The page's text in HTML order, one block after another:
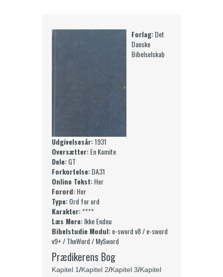
Forlag:Det
Danske
Bibelselskab
Udgivelsesår:1931
Oversætter:En Komite
Dele:GT
Forkortelse:DA31
Online Tekst:Her
Forord:Her
Type:Ord for ord
Karakter:****
Læs Mere:Ikke Endnu
Bibelstudie Modul:e-sword v8 / e-sword
v9+ / TheWord / MySword
Prædikerens Bog
Kapitel 1/Kapitel 2/Kapitel 3/Kapitel